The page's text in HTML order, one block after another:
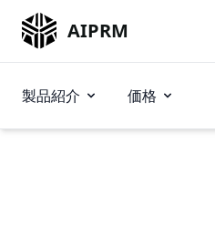
AIPRM
製品紹介 価格